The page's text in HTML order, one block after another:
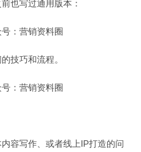
也写过通用版本：
：营销资料圈
技巧和流程。
：营销资料圈
写作、或者线上IP打造的问